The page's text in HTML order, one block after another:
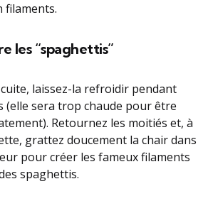
filaments.
les “spaghettis”
laissez-la refroidir pendant
(elle sera trop chaude pour être
Retournez les moitiés et, à
grattez doucement la chair dans
pour créer les fameux filaments
spaghettis.